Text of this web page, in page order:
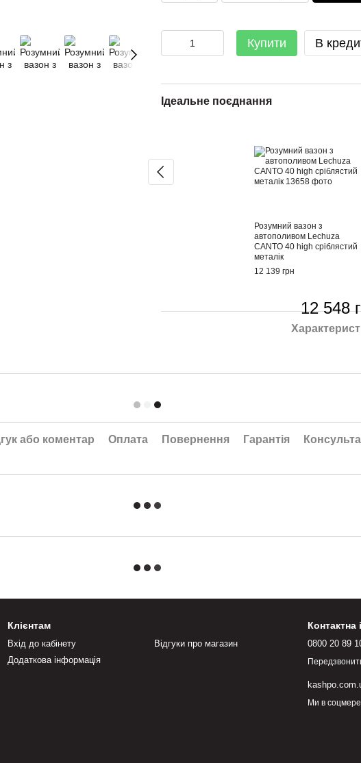
Купити В
Ідеальне поєднання
Розумний вазон з
автополивом Lechuza
CANTO 40 high сріблястий
металік
12 139 грн
12 548
або коментар Оплата Повернення Гарантія
Клієнтам
Вхід до кабінету
Додаткова інформація
Відгуки про магазин
Контактна
0800 20 89
Ми в